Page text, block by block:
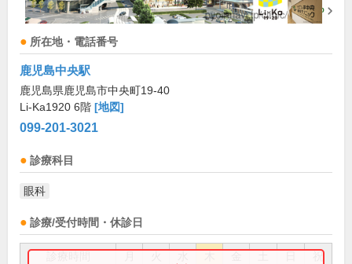
所在地・電話番号
鹿児島中央駅
鹿児島県鹿児島市中央町19-40
Li-Ka1920 6階 [地図]
099-201-3021
診療科目
眼科
診療/受付時間・休診日
祝